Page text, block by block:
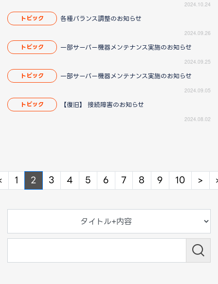
2024.10.24
トピック 各種バランス調整のお知らせ
2024.09.26
トピック 一部サーバー機器メンテナンス実施のお知らせ
2024.09.25
トピック 一部サーバー機器メンテナンス実施のお知らせ
2024.09.05
トピック 【復旧】 接続障害のお知らせ
2024.08.02
Previous
1 2 3 4 5 6 7 8 9 10 >